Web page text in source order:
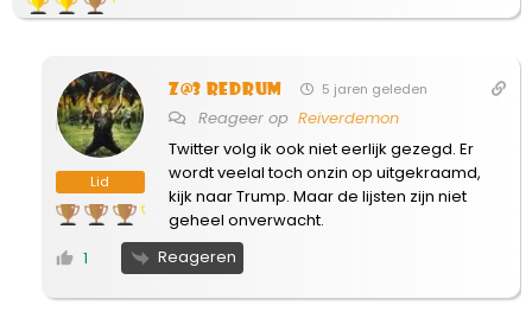
Lid
Z@3 Redrum 5 jaren geleden
Reageer op Reiverdemon
Twitter volg ik ook niet eerlijk gezegd. Er
wordt veelal toch onzin op uitgekraamd,
kijk naar Trump. Maar de lijsten zijn niet
geheel onverwacht.
1
Reageren